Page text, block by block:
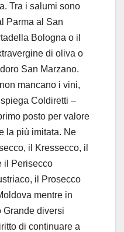
Tra i salumi sono
Parma al San
Bologna o il
di oliva o
San Marzano.
mancano i vini,
Coldiretti –
posto per valore
la più imitata. Ne
il Kressecco, il
il Perisecco
il Prosecco
mentre in
Grande diversi
di continuare a